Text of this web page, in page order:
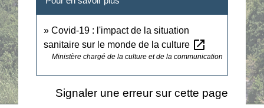
Covid-19 : l'impact de la situation
sanitaire sur le monde de la culture open_in_new
Ministère chargé de la culture et de la communication
Signaler une erreur sur cette page